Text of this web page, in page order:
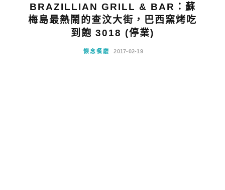
BRAZILLIAN GRILL & BAR：蘇
梅島最熱鬧的查汶大街，巴西窯烤吃
到飽 3018 (停業)
懷念餐廳 2017-02-19